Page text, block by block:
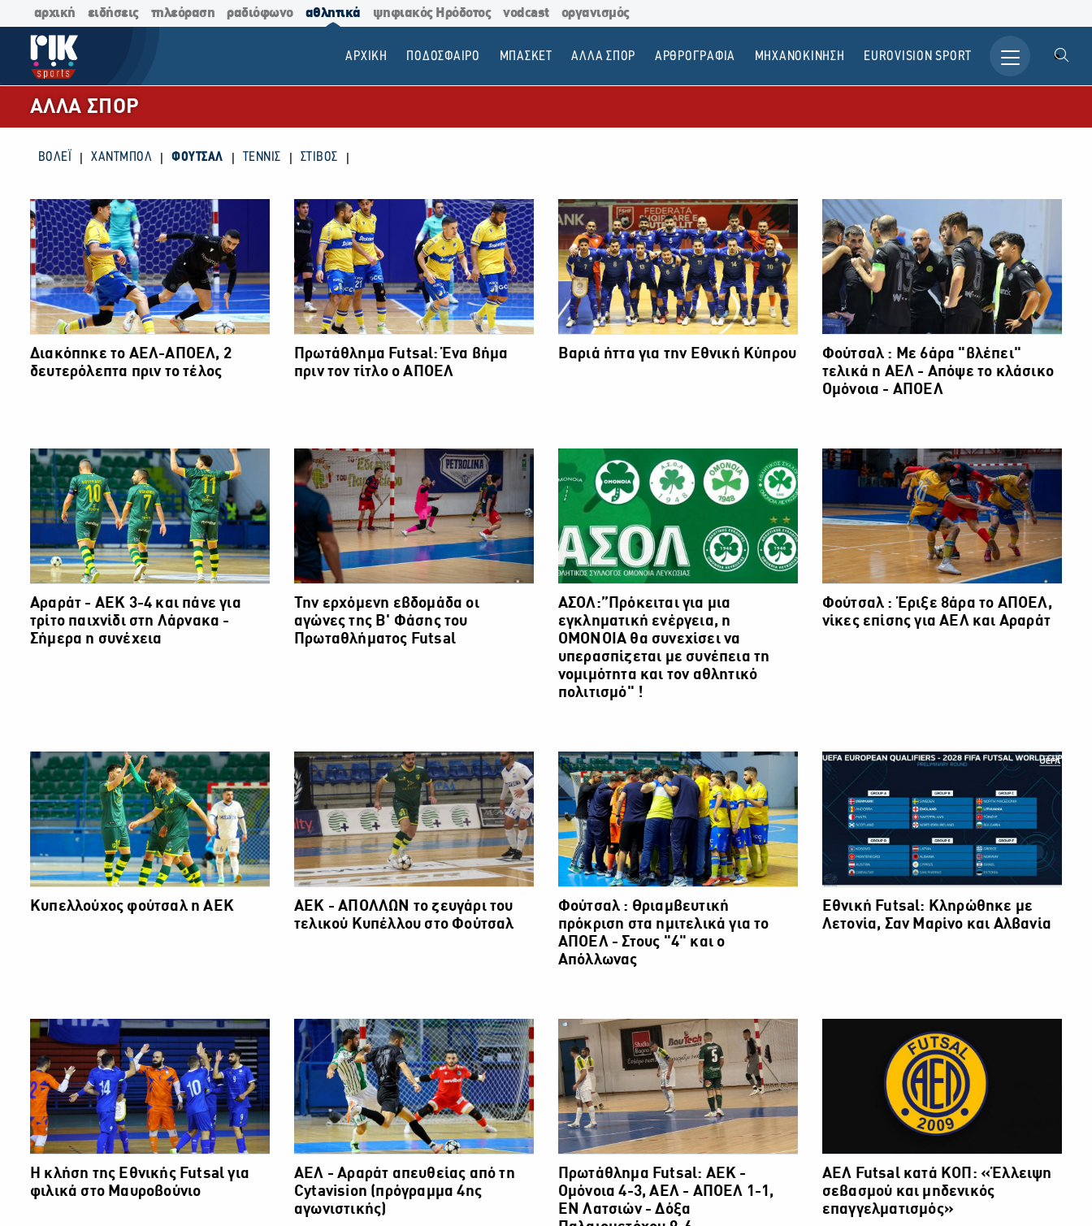
αρχική ειδήσεις τηλεόραση ραδιόφωνο αθλητικά ψηφιακός Ηρόδοτος vodcast οργανισμός
ΑΡΧΙΚΗ ΠΟΔΟΣΦΑΙΡΟ ΜΠΑΣΚΕΤ ΑΛΛΑ ΣΠΟΡ ΑΡΘΡΟΓΡΑΦΙΑ ΜΗΧΑΝΟΚΙΝΗΣΗ ΕUROVISION SPORT
ΑΛΛΑ ΣΠΟΡ
ΒΟΛΕΪ | ΧΑΝΤΜΠΟΛ | ΦΟΥΤΣΑΛ | ΤΕΝΝΙΣ | ΣΤΙΒΟΣ |
Διακόπηκε το ΑΕΛ-ΑΠΟΕΛ, 2
δευτερόλεπτα πριν το τέλος
Πρωτάθλημα Futsal: Ένα βήμα
πριν τον τίτλο ο ΑΠΟΕΛ
Βαριά ήττα για την Εθνική Κύπρου
Φούτσαλ : Με 6άρα "βλέπει"
τελικά η ΑΕΛ - Απόψε το κλάσικο
Ομόνοια - ΑΠΟΕΛ
Αραράτ - ΑΕΚ 3-4 και πάνε για
τρίτο παιχνίδι στη Λάρνακα -
Σήμερα η συνέχεια
Την ερχόμενη εβδομάδα οι
αγώνες της Β' Φάσης του
Πρωταθλήματος Futsal
ΑΣΟΛ:”Πρόκειται για μια
εγκληματική ενέργεια, η
ΟΜΟΝΟΙΑ θα συνεχίσει να
υπερασπίζεται με συνέπεια τη
νομιμότητα και τον αθλητικό
πολιτισμό" !
Φούτσαλ : Έριξε 8άρα το ΑΠΟΕΛ,
νίκες επίσης για ΑΕΛ και Αραράτ
Κυπελλούχος φούτσαλ η ΑΕΚ
ΑΕΚ - ΑΠΟΛΛΩΝ το ζευγάρι του
τελικού Κυπέλλου στο Φούτσαλ
Φούτσαλ : Θριαμβευτική
πρόκριση στα ημιτελικά για το
ΑΠΟΕΛ - Στους "4" και ο
Απόλλωνας
Εθνική Futsal: Κληρώθηκε με
Λετονία, Σαν Μαρίνο και Αλβανία
Η κλήση της Εθνικής Futsal για
φιλικά στο Μαυροβούνιο
ΑΕΛ - Αραράτ απευθείας από τη
Cytavision (πρόγραμμα 4ης
αγωνιστικής)
Πρωτάθλημα Futsal: ΑΕΚ -
Ομόνοια 4-3, ΑΕΛ - ΑΠΟΕΛ 1-1,
ΕΝ Λατσιών - Δόξα
ΑΕΛ Futsal κατά ΚΟΠ: «Έλλειψη
σεβασμού και μηδενικός
επαγγελματισμός»